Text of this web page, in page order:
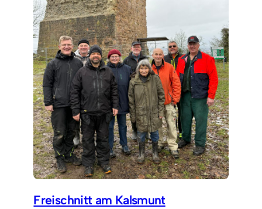
Freischnitt am Kalsmunt